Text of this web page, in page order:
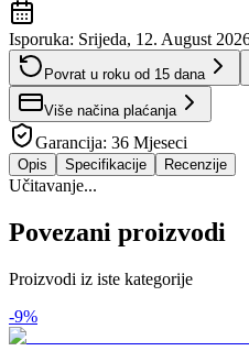
Isporuka: Srijeda, 12. August
Povrat u roku od 15 dana
Više načina plaćanja
Garancija: 36 Mjeseci
Opis Specifikacije Recenzije
Učitavanje...
Povezani proizvodi
Proizvodi iz iste kategorije
-9%